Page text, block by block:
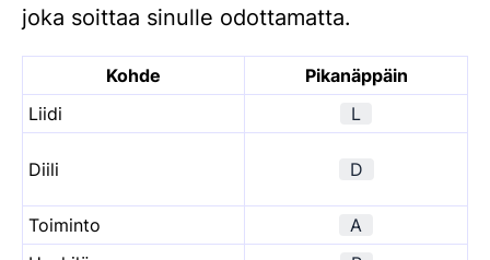
joka soittaa sinulle odottamatta.
Kohde
Pikanäppäin
Liidi
L
Diili D
Toiminto
A